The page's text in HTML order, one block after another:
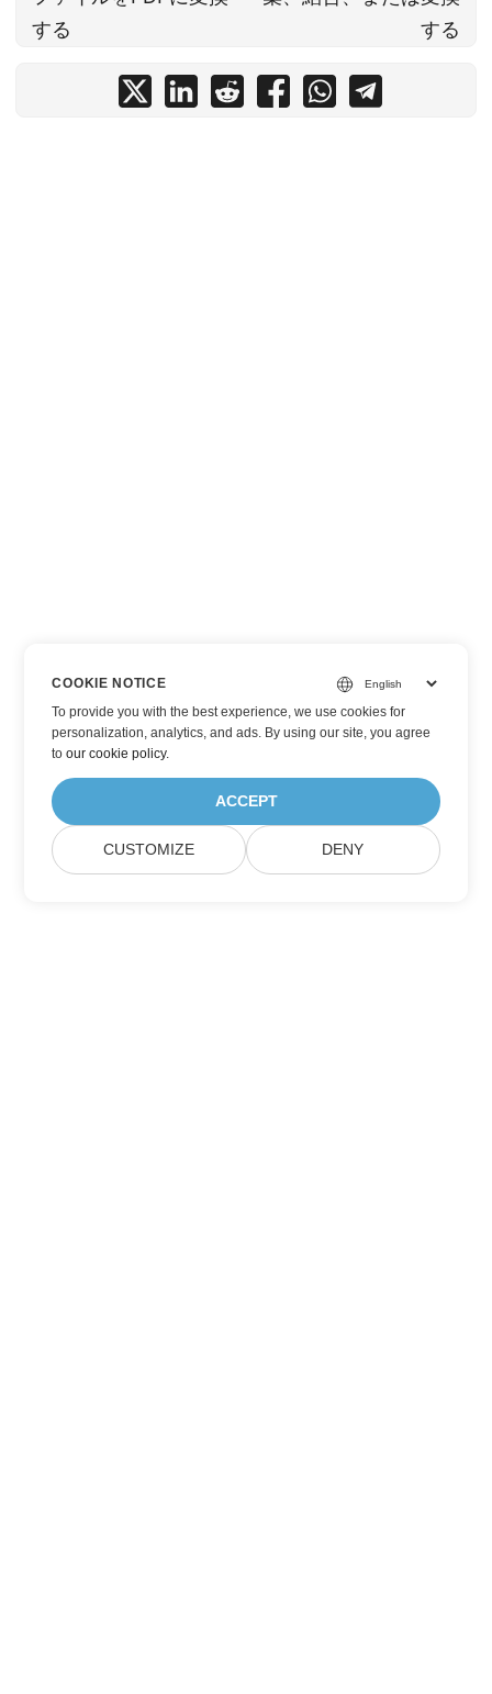
する
する
COOKIE NOTICE
To provide you with the best experience, we use cookies for
personalization, analytics, and ads. By using our site, you agree
toour cookie policy.
ACCEPT
CUSTOMIZE DENY